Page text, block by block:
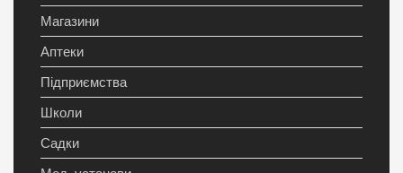
Магазини
Аптеки
Підприємства
Школи
Садки